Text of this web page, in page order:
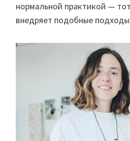
нормальной практикой —
внедряет подобные